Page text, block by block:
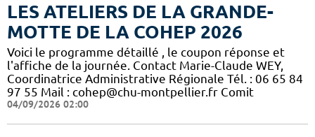
LES ATELIERS DE LA GRANDE-
MOTTE DE LA COHEP 2026
Voici le programme détaillé , le coupon réponse et
l'affiche de la journée. Contact Marie-Claude WEY,
Coordinatrice Administrative Régionale Tél. : 06 65 84
97 55 Mail : cohep@chu-montpellier.fr Comit
04/09/2026 02:00